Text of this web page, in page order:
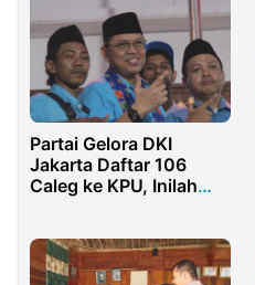
Partai Gelora DKI
Jakarta Daftar 106
Caleg ke KPU, Inilah